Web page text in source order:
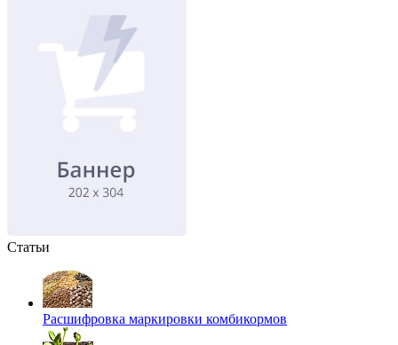
Статьи
Расшифровка маркировки комбикормов